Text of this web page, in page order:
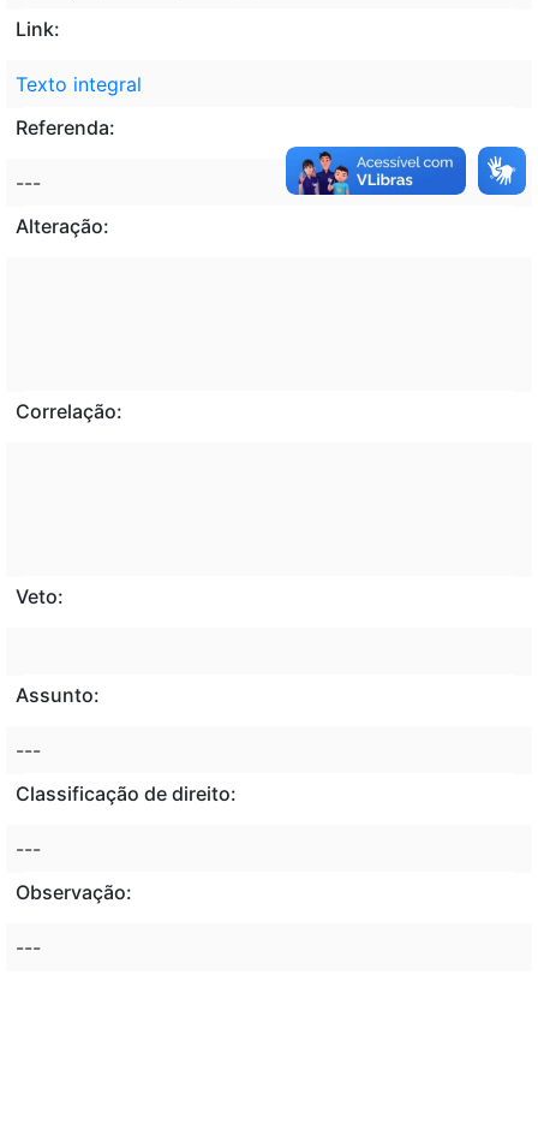
Link:
Texto integral
Referenda:
---
Alteração:
Correlação:
Veto:
Assunto:
---
Classificação de direito:
---
Observação:
---